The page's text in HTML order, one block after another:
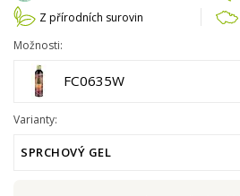
Z přírodních surovin
Možnosti:
FC0635W
Varianty:
SPRCHOVÝ GEL